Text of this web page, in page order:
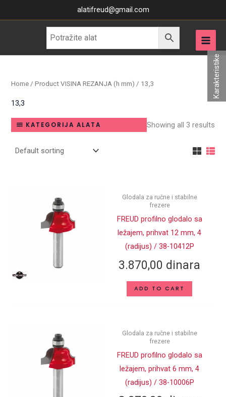
to
alatifreud@gmail.com
Home / Product VISINA REZANJA (h mm) / 13,3
13,3
KATEGORIJA ALATA Showing all 3 results
Glodala za ručne i stabilne
frezere
FREUD profilno glodalo sa
ležajem, prihvat 12 mm, 4
(radijus) / 38-10412P
3.870,00 dinara
ADD TO CART
Glodala za ručne i stabilne
frezere
FREUD profilno glodalo sa
ležajem, prihvat 6 mm, 4
(radijus) / 38-10006P
Karakteristike